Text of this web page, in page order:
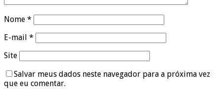
Nome *
E-mail *
Site
Salvar meus dados neste navegador para a próxima vez
que eu comentar.